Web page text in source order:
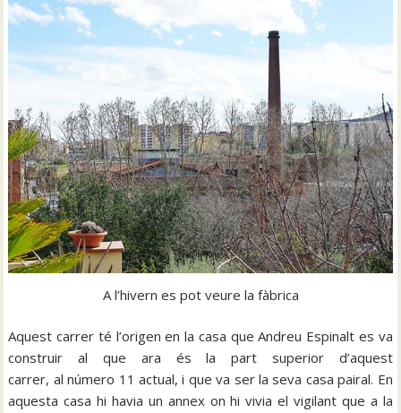
A l’hivern es pot veure la fàbrica
Aquest carrer té l’origen en la casa que Andreu Espinalt es va
construir al que ara és la part superior d’aquest
carrer, al número 11 actual, i que va ser la seva casa pairal. En
aquesta casa hi havia un annex on hi vivia el vigilant que a la